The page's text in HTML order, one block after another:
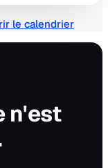
le calendrier
n'est